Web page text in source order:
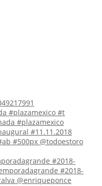
#plazamexico #t
#2018-